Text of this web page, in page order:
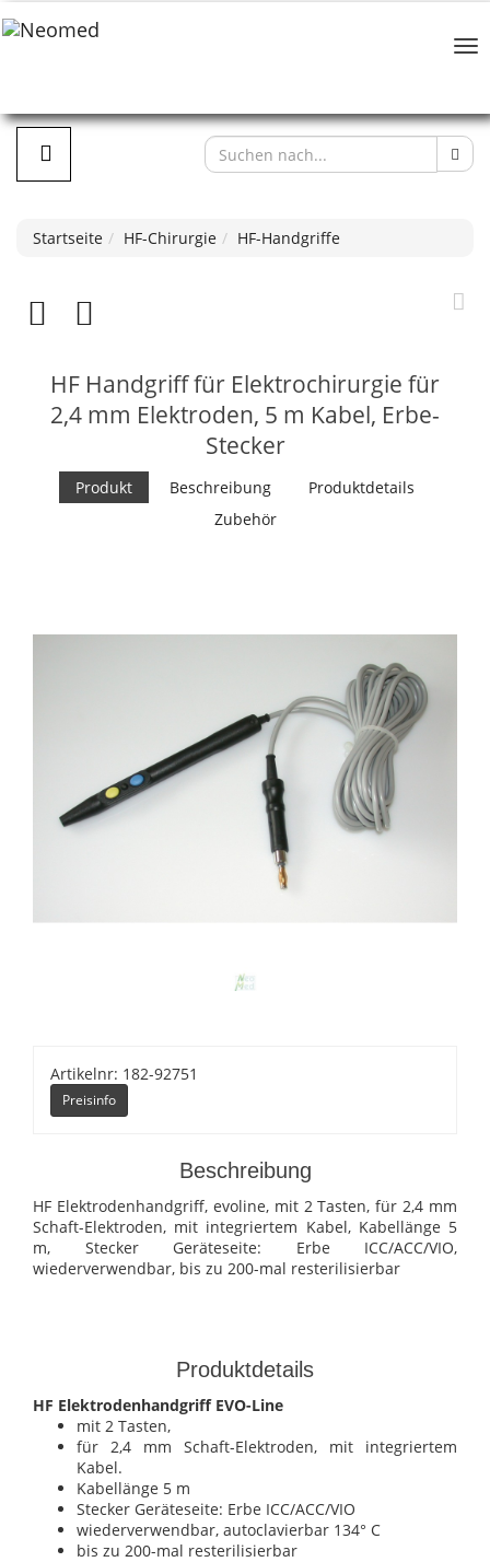
Startseite HF-Chirurgie HF-Handgriffe
HF Handgriff für Elektrochirurgie für
2,4 mm Elektroden, 5 m Kabel, Erbe-
Stecker
Produkt Beschreibung
Produktdetails
Zubehör
Artikelnr: 182-92751
Preisinfo
Beschreibung
HF Elektrodenhandgriff, evoline, mit 2 Tasten, für 2,4 mm
Schaft-Elektroden, mit integriertem Kabel, Kabellänge 5
m, Stecker Geräteseite: Erbe ICC/ACC/VIO,
wiederverwendbar, bis zu 200-mal resterilisierbar
Produktdetails
HF Elektrodenhandgriff EVO-Line
mit 2 Tasten,
für 2,4 mm Schaft-Elektroden, mit integriertem
Kabel.
Kabellänge 5 m
Stecker Geräteseite: Erbe ICC/ACC/VIO
wiederverwendbar, autoclavierbar 134° C
bis zu 200-mal resterilisierbar